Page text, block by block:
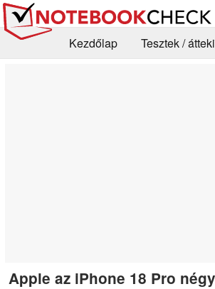
Kezdőlap
Tesztek /
Apple az iPhone 18 Pro